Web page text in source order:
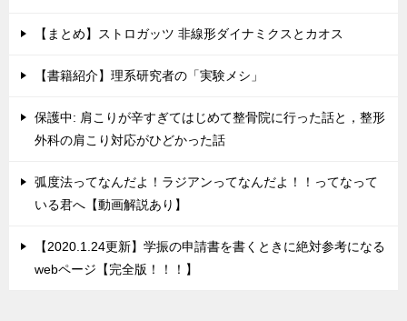
【まとめ】ストロガッツ 非線形ダイナミクスとカオス
【書籍紹介】理系研究者の「実験メシ」
保護中: 肩こりが辛すぎてはじめて整骨院に行った話と，整形
外科の肩こり対応がひどかった話
弧度法ってなんだよ！ラジアンってなんだよ！！ってなって
いる君へ【動画解説あり】
【2020.1.24更新】学振の申請書を書くときに絶対参考になる
webページ【完全版！！！】